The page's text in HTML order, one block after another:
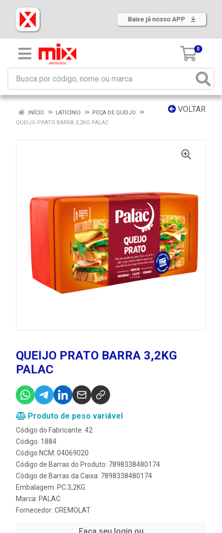
Baixe já nosso APP
0
VOLTAR
INÍCIO LATICÍNIO
PEÇA DE QUEIJO
QUEIJO PRATO BARRA 3,2KG PALAC
QUEIJO PRATO BARRA 3,2KG
PALAC
Produto de peso variável
Código do Fabricante: 42
Código: 1884
Código NCM: 04069020
Código de Barras do Produto: 7898338480174
Código de Barras da Caixa: 7898338480174
Embalagem: PC.3,2KG
Marca: PALAC
Fornecedor: CREMOLAT